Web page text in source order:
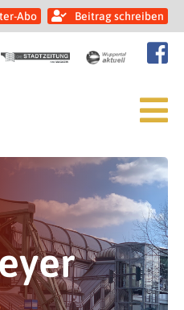
Abo Beitrag schreiben